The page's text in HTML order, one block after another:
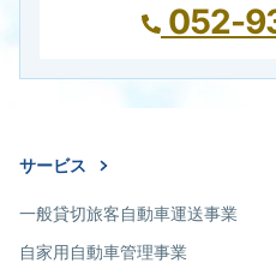
052-
サービス
一般貸切旅客自動車運送事業
自家用自動車管理事業